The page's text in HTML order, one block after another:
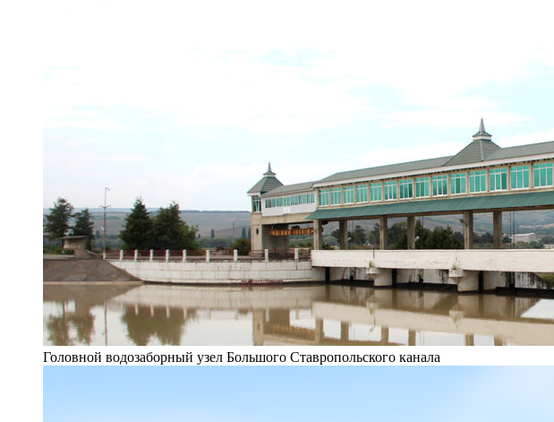
Головной водозаборный узел Большого Ставропольского канала